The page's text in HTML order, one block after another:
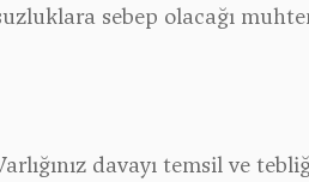
sebep olacağı
davayı temsil ve